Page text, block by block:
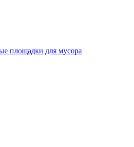
площадки для мусора